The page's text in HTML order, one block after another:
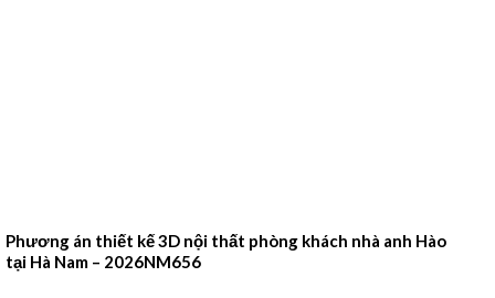
Phương án thiết kế 3D nội thất phòng khách nhà anh Hào
tại Hà Nam – 2026NM656